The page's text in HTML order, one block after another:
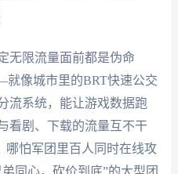
无限流量面前都是伪命
像城市里的BRT快速公交
流系统，能让游戏数据跑
看剧、下载的流量互不干
哪怕军团里百人同时在线攻
同心，砍价到底”的大型团